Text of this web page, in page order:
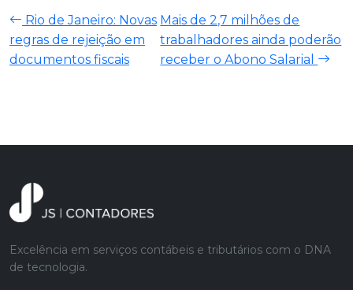
Rio de Janeiro: Novas
regras de rejeição em
documentos fiscais
Mais de 2,7 milhões de
trabalhadores ainda poderão
receber o Abono Salarial
Excelência em serviços contábeis e tributários com o DNA
de tecnologia.